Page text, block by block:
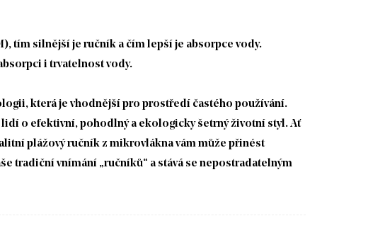
tím silnější je ručník a čím lepší je absorpce vody.
i trvatelnost vody.
která je vhodnější pro prostředí častého používání.
o efektivní, pohodlný a ekologicky šetrný životní styl. Ať
plážový ručník z mikrovlákna vám může přinést
tradiční vnímání „ručníků“ a stává se nepostradatelným